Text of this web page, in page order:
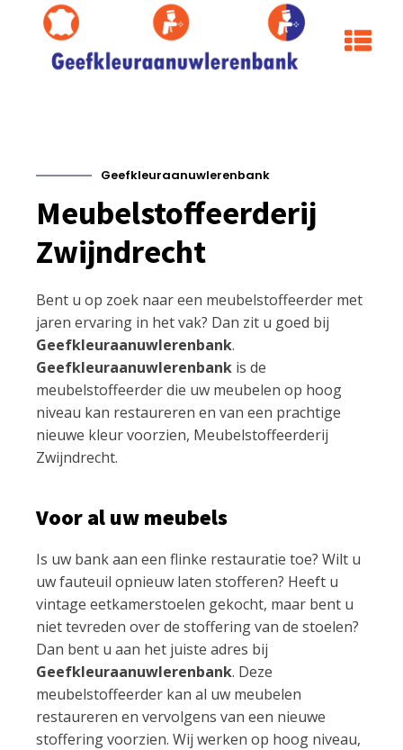
Geefkleuraanuwlerenbank
Meubelstoffeerderij
Zwijndrecht
Bent u op zoek naar een meubelstoffeerder met
jaren ervaring in het vak? Dan zit u goed bij
Geefkleuraanuwlerenbank.
Geefkleuraanuwlerenbank is de
meubelstoffeerder die uw meubelen op hoog
niveau kan restaureren en van een prachtige
nieuwe kleur voorzien, Meubelstoffeerderij
Zwijndrecht.
Voor al uw meubels
Is uw bank aan een flinke restauratie toe? Wilt u
uw fauteuil opnieuw laten stofferen? Heeft u
vintage eetkamerstoelen gekocht, maar bent u
niet tevreden over de stoffering van de stoelen?
Dan bent u aan het juiste adres bij
Geefkleuraanuwlerenbank. Deze
meubelstoffeerder kan al uw meubelen
restaureren en vervolgens van een nieuwe
stoffering voorzien. Wij werken op hoog niveau,